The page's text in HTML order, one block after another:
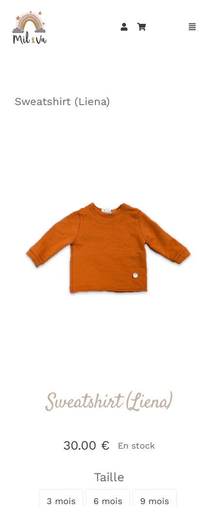
contenu
Sweatshirt (Liena)
Sweatshirt (Liena)
30.00 € En stock
Taille
3 mois 6 mois 9 mois